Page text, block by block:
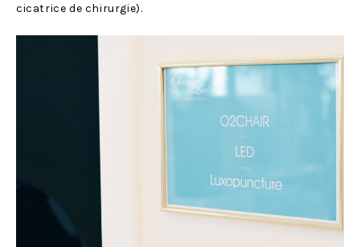
cicatrice de chirurgie).